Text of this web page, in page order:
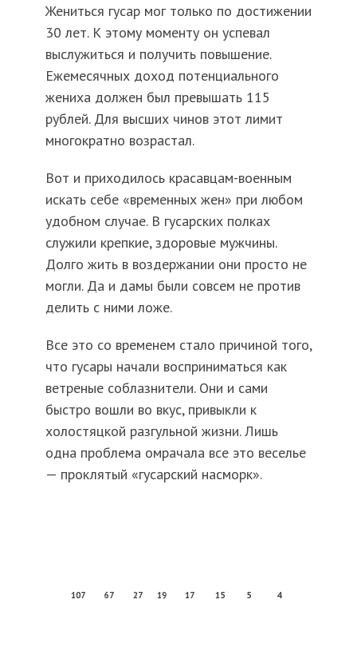
Жениться гусар мог только по достижении
30 лет. К этому моменту он успевал
выслужиться и получить повышение.
Ежемесячных доход потенциального
жениха должен был превышать 115
рублей. Для высших чинов этот лимит
многократно возрастал.
Вот и приходилось красавцам-военным
искать себе «временных жен» при любом
удобном случае. В гусарских полках
служили крепкие, здоровые мужчины.
Долго жить в воздержании они просто не
могли. Да и дамы были совсем не против
делить с ними ложе.
Все это со временем стало причиной того,
что гусары начали восприниматься как
ветреные соблазнители. Они и сами
быстро вошли во вкус, привыкли к
холостяцкой разгульной жизни. Лишь
одна проблема омрачала все это веселье
— проклятый «гусарский насморк».
107 67 27 19 17 15 5 4